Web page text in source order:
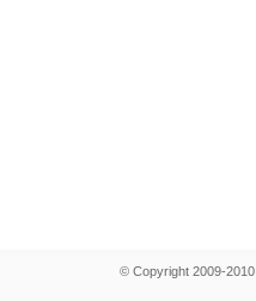
© Copyright 2009-2010